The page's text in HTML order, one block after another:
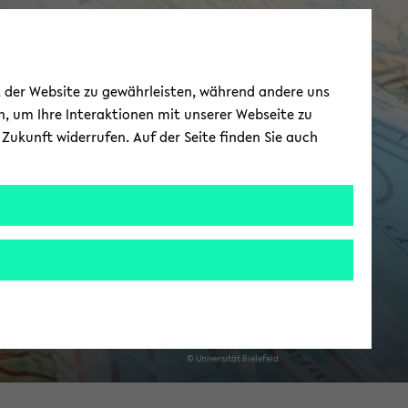
© Uni­ver­si­tät Bie­le­feld
Website zu gewährleisten, während andere uns
um Ihre Interaktionen mit unserer Webseite zu
widerrufen. Auf der Seite finden Sie auch